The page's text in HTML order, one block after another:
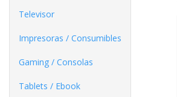
Televisor
Impresoras / Consumibles
Gaming / Consolas
Tablets / Ebook